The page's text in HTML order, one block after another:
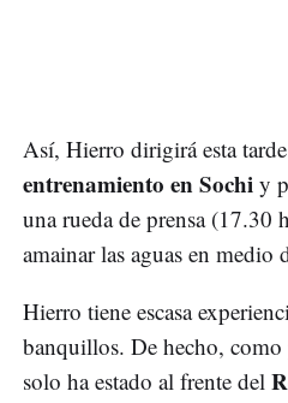
Así, Hierro dirigirá esta
entrenamiento en Sochi y
una rueda de prensa (17.30
amainar las aguas en medio
Hierro tiene escasa
banquillos. De hecho, como
solo ha estado al frente del